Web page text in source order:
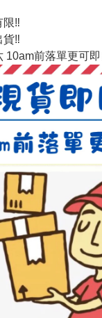
限‼️
貨‼️
10am前落單更可